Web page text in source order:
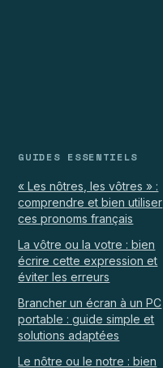
GUIDES ESSENTIELS
« Les nôtres, les vôtres » :
comprendre et bien utiliser
ces pronoms français
La vôtre ou la votre : bien
écrire cette expression et
éviter les erreurs
Brancher un écran à un PC
portable : guide simple et
solutions adaptées
Le nôtre ou le notre : bien